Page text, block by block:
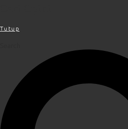
Tutup